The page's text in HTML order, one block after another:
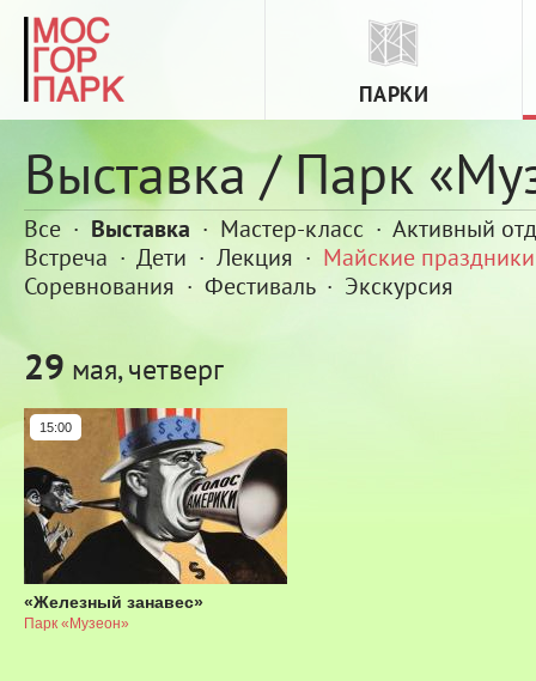
ПАРКИ
Выставка / Парк
Все · Выставка · Мастер-класс · Активный
Встреча · Дети · Лекция · Майские праздники
Соревнования · Фестиваль · Экскурсия
29 мая, четверг
15:00
«Железный занавес»
Парк «Музеон»